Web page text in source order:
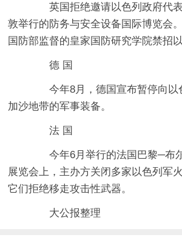
英国拒绝邀请以色列政府代表
敦举行的防务与安全设备国际博览会
国防部监督的皇家国防研究学院禁招
德 国
今年8月，德国宣布暂停向以
加沙地带的军事装备。
法 国
今年6月举行的法国巴黎─布
展览会上，主办方关闭多家以色列军
它们拒绝移走攻击性武器。
大公报整理